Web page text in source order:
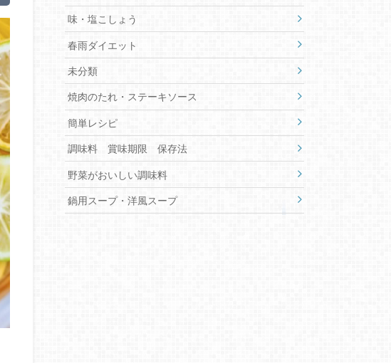
味・塩こしょう
春雨ダイエット
未分類
焼肉のたれ・ステーキソース
簡単レシピ
調味料 賞味期限 保存法
野菜がおいしい調味料
鍋用スープ・洋風スープ